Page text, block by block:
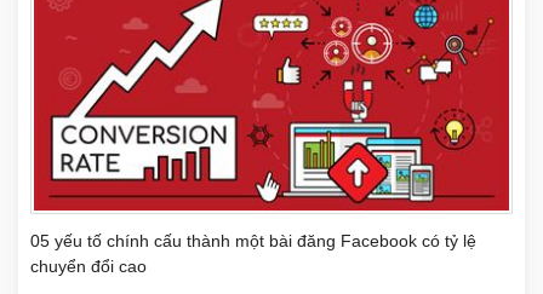
05 yếu tố chính cấu thành một bài đăng Facebook có tỷ lệ
chuyển đổi cao